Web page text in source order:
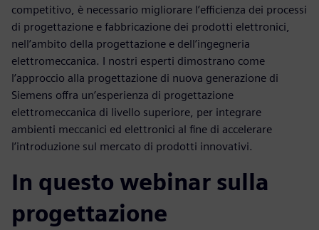
competitivo, è necessario migliorare l’efficienza dei processi
di progettazione e fabbricazione dei prodotti elettronici,
nell’ambito della progettazione e dell’ingegneria
elettromeccanica. I nostri esperti dimostrano come
l’approccio alla progettazione di nuova generazione di
Siemens offra un’esperienza di progettazione
elettromeccanica di livello superiore, per integrare
ambienti meccanici ed elettronici al fine di accelerare
l’introduzione sul mercato di prodotti innovativi.
In questo webinar sulla
progettazione